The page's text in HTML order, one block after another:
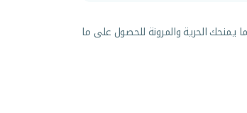
يمنحك الحرية والمرونة للحصول على ما